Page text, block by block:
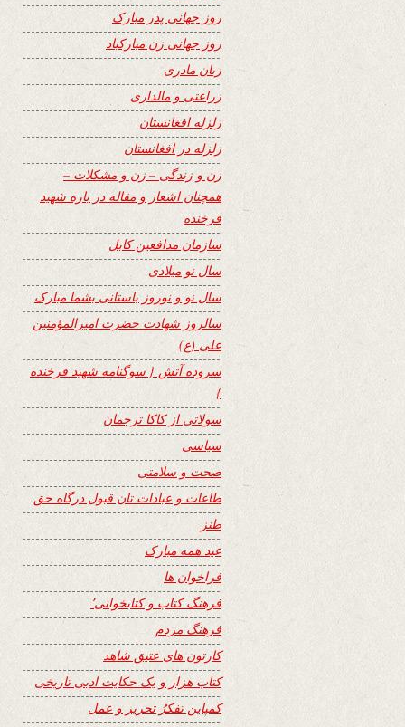
روز جهانی پدر مبارک
روز جهانی زن مبارکباد
زبان مادری
زراعتی و مالداری
زلزله افغانستان
زلزله در افغانستان
زن و زندگی – زن و مشکلات –
همچنان اشعار و مقاله در باره شهید
فرخنده
سازمان مدافعین کابل
سال نو میلادی
سال نو و نوروز باستانی بشما مبارک
سالروز شهادت حضرت امیرالمؤمنین
علی (ع)
سروده آتش { سوگنامه شهید فرخنده
}
سولاتی از کاکا ترجمان
سیاسی
صحت و سلامتی
طاعات و عبادات تان قبول درگاه حق
طنز
عید همه مبارک
فراخوان ها
فرهنگ کتاب و کتابخوانی٬
فرهنگ مردم
کارتون های عتیق شاهد
کتاب هزار و یک حکایت ادبی تاریخی
کمپاین تفکرُ تحریر و عمل